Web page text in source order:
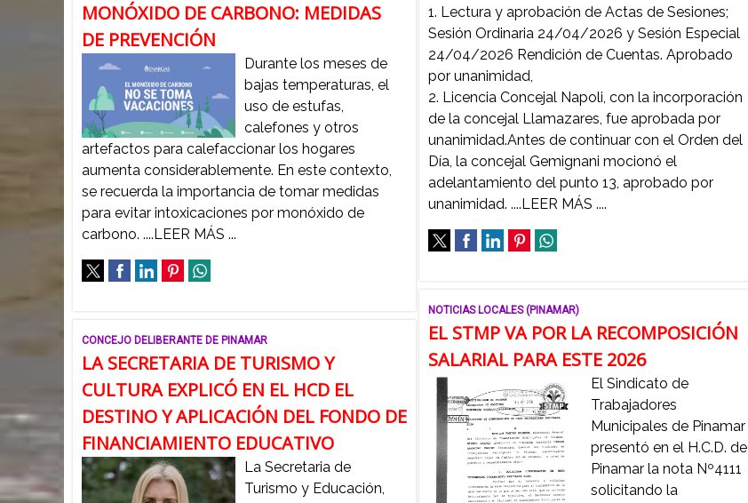
MONÓXIDO DE CARBONO: MEDIDAS
DE PREVENCIÓN
Durante los meses de
bajas temperaturas, el
uso de estufas,
calefones y otros
artefactos para calefaccionar los hogares
aumenta considerablemente. En este contexto,
se recuerda la importancia de tomar medidas
para evitar intoxicaciones por monóxido de
carbono. ....LEER MÁS ...
CONCEJO DELIBERANTE DE PINAMAR
LA SECRETARIA DE TURISMO Y
CULTURA EXPLICÓ EN EL HCD EL
DESTINO Y APLICACIÓN DEL FONDO DE
FINANCIAMIENTO EDUCATIVO
La Secretaria de
Turismo y Educación,
1. Lectura y aprobación de Actas de Sesiones;
Sesión Ordinaria 24/04/2026 y Sesión Especial
24/04/2026 Rendición de Cuentas. Aprobado
por unanimidad,
2. Licencia Concejal Napoli, con la incorporación
de la concejal Llamazares, fue aprobada por
unanimidad.Antes de continuar con el Orden del
Día, la concejal Gemignani mocionó el
adelantamiento del punto 13, aprobado por
unanimidad. ....LEER MÁS ....
NOTICIAS LOCALES (PINAMAR)
EL STMP VA POR LA RECOMPOSICIÓN
SALARIAL PARA ESTE 2026
El Sindicato de
Trabajadores
Municipales de Pinamar
presentó en el H.C.D. de
Pinamar la nota Nº4111
solicitando la